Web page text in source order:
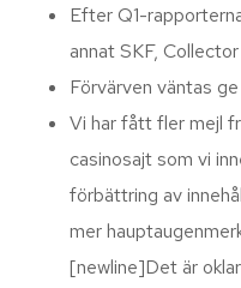
Efter Q1-
annat SKF,
Förvärven väntas
Vi har fått fler mejl
casinosajt som vi
förbättring av
mer
[newline]Det är